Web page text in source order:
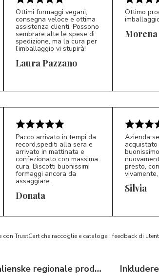
LP 5/5
Ottimi formaggi vegani,
consegna veloce e ottima
assistenza clienti. Possono
sembrare alte le spese di
spedizione, ma la cura per
l’imballaggio vi stupirà!
Laura Pazzano
Ottimo
Morena
D*
Pacco arrivato in tempi da
record,spediti alla sera e
arrivato in mattinata e
confezionato con massima
cura. Biscotti buonissimi
formaggi ancora da
assaggiare.
Donata S*
Azienda
presto,
Silvia
con TrustCart che raccoglie e cataloga i feedback di
Typiske italienske regionale produkter